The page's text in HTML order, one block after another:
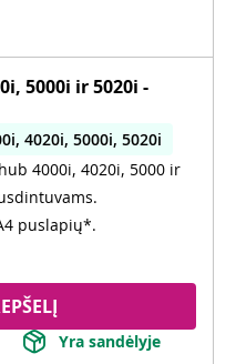
5000i ir 5020i -
4020i, 5000i, 5020i
4000i, 4020i, 5000 ir
puslapių*.
Yra sandėlyje